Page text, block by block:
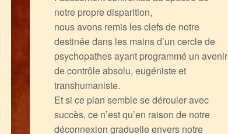
notre propre disparition,
nous avons remis les clefs de notre
destinée dans les mains d’un cercle de
psychopathes ayant programmé un avenir
de contrôle absolu, eugéniste et
transhumaniste.
Et si ce plan semble se dérouler avec
succès, ce n’est qu’en raison de notre
déconnexion graduelle envers notre